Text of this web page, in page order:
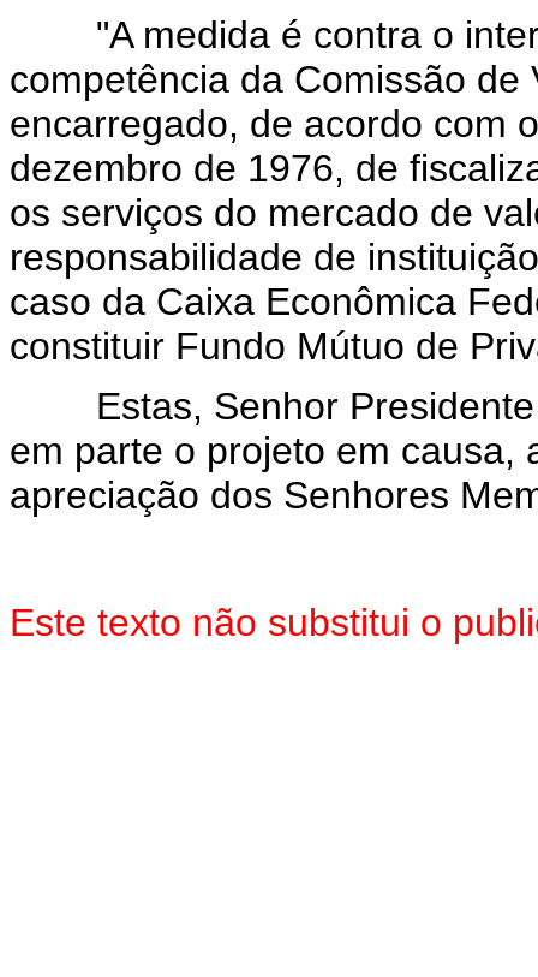
"A medida é contra o
competência da Comissão
encarregado, de acordo com
dezembro de 1976, de
os serviços do mercado de
responsabilidade de
caso da Caixa Econômica
constituir Fundo Mútuo de
Estas, Senhor Presidente,
em parte o projeto em causa,
apreciação dos Senhores
Este texto não substitui o